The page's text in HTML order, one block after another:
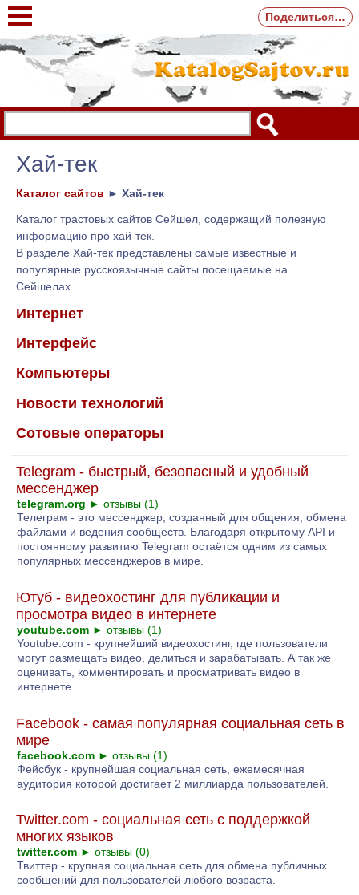
Хай-тек
Каталог сайтов ► Хай-тек
Каталог трастовых сайтов Сейшел, содержащий полезную
информацию про хай-тек.
В разделе Хай-тек представлены самые известные и
популярные русскоязычные сайты посещаемые на
Сейшелах.
Интернет
Интерфейс
Компьютеры
Новости технологий
Сотовые операторы
Telegram - быстрый, безопасный и удобный
мессенджер
telegram.org ► отзывы (1)
Телеграм - это мессенджер, созданный для общения, обмена
файлами и ведения сообществ. Благодаря открытому API и
постоянному развитию Telegram остаётся одним из самых
популярных мессенджеров в мире.
Ютуб - видеохостинг для публикации и
просмотра видео в интернете
youtube.com ► отзывы (1)
Youtube.com - крупнейший видеохостинг, где пользователи
могут размещать видео, делиться и зарабатывать. А так же
оценивать, комментировать и просматривать видео в
интернете.
Facebook - самая популярная социальная сеть в
мире
facebook.com ► отзывы (1)
Фейсбук - крупнейшая социальная сеть, ежемесячная
аудитория которой достигает 2 миллиарда пользователей.
Twitter.com - социальная сеть с поддержкой
многих языков
twitter.com ► отзывы (0)
Твиттер - крупная социальная сеть для обмена публичных
сообщений для пользователей любого возраста.
Поделиться…